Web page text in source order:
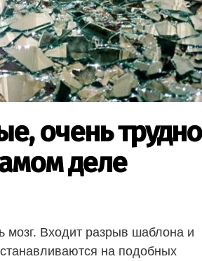
очень трудно
деле
мозг. Входит разрыв шаблона и
на подобных